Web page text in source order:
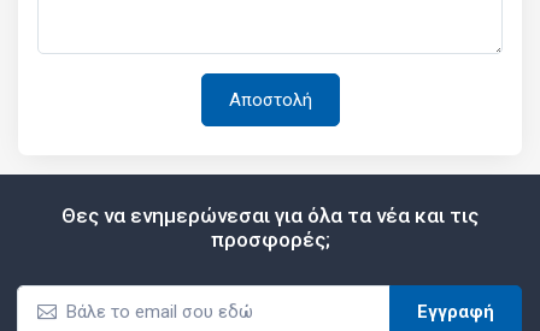
Θες να ενημερώνεσαι για όλα τα νέα και τις
προσφορές;
Εγγραφή